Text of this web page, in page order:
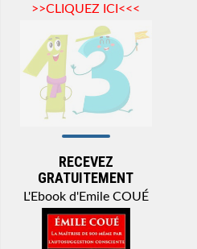
>>CLIQUEZ ICI<<<
RECEVEZ
GRATUITEMENT
L'Ebook d'Emile COUÉ